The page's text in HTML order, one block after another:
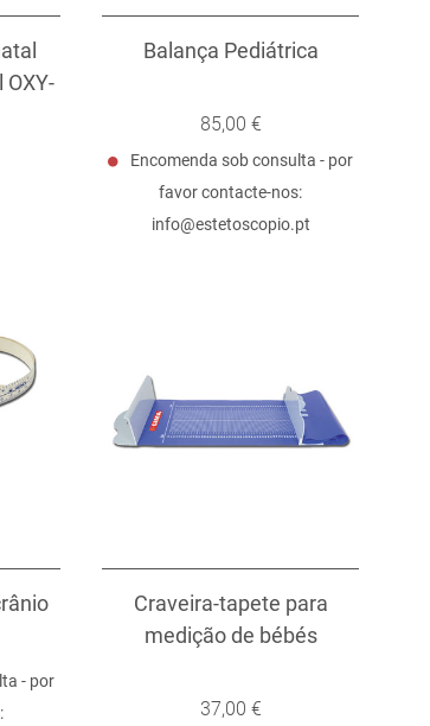
Balança Pediátrica
85,00 €
Encomenda sob consulta - por
favor contacte-nos:
info@estetoscopio.pt
- por
Craveira-tapete para
medição de bébés
37,00 €